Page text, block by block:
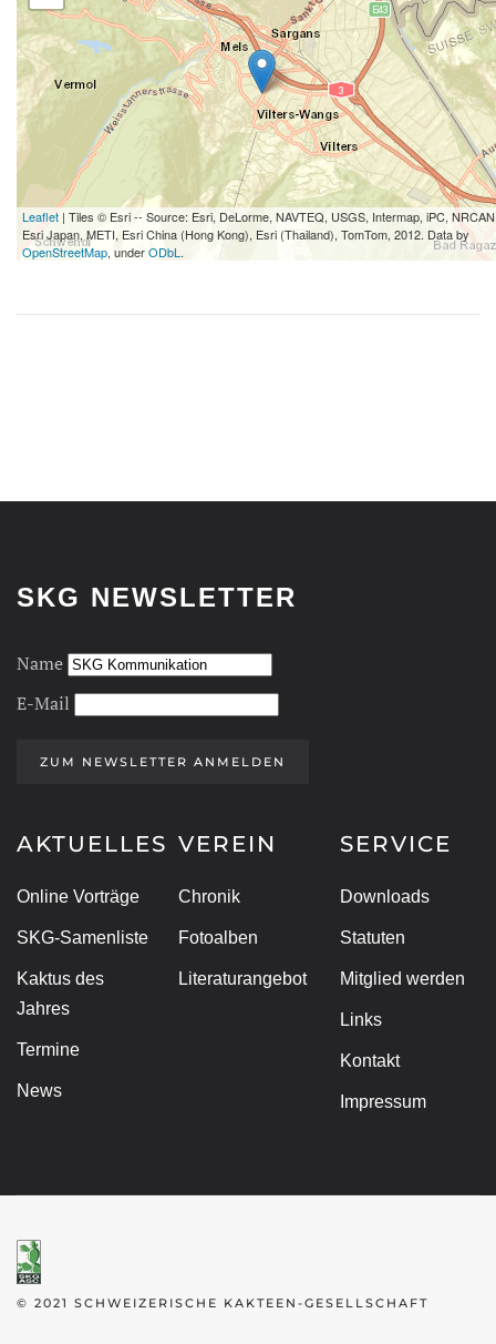
Leaflet | Tiles © Esri -- Source: Esri, DeLorme, NAVTEQ, USGS, Intermap, iPC,
Esri Japan, METI, Esri China (Hong Kong), Esri (Thailand), TomTom, 2012. Data by
OpenStreetMap, underODbL .
SKG NEWSLETTER
Name
E-Mail
ZUM NEWSLETTER ANMELDEN
AKTUELLES
Online Vorträge
SKG-Samenliste
Kaktus des
Jahres
Termine
News
VEREIN
Chronik
Fotoalben
Literaturangebot
SERVICE
Downloads
Statuten
Mitglied werden
Links
Kontakt
Impressum
© 2021 SCHWEIZERISCHE KAKTEEN-GESELLSCHAFT